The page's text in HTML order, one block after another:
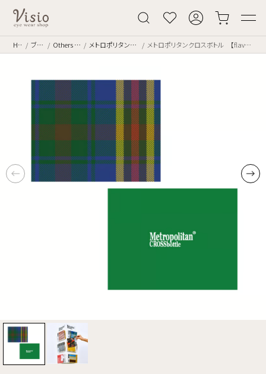
Home ブランド Others [その他] メトロポリタンクロスボトル メトロポリタンクロスボトル 【flavor】TARTAN_1 FL3